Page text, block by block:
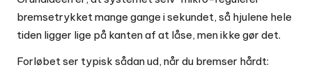
bremsetrykket mange gange i sekundet, så hjulene hele
tiden ligger lige på kanten af at låse, men ikke gør det.
Forløbet ser typisk sådan ud, når du bremser hårdt: